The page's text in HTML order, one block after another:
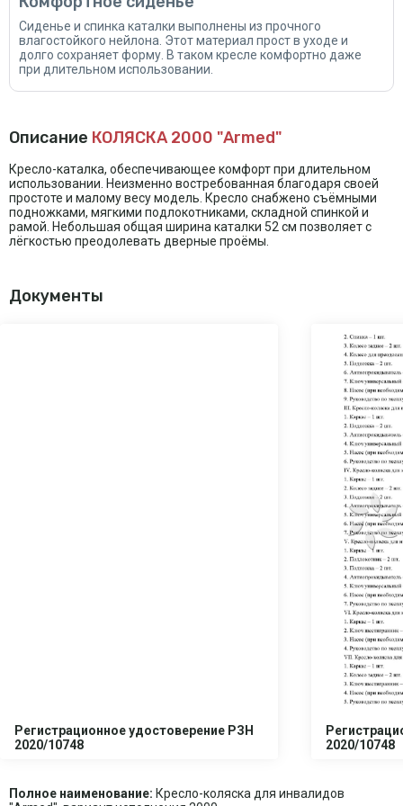
Сиденье и спинка каталки выполнены из прочного
влагостойкого нейлона. Этот материал прост в уходе и
долго сохраняет форму. В таком кресле комфортно даже
при длительном использовании.
Описание КОЛЯСКА 2000 "Armed"
Кресло-каталка, обеспечивающее комфорт при длительном
использовании. Неизменно востребованная благодаря своей
простоте и малому весу модель. Кресло снабжено съёмными
подножками, мягкими подлокотниками, складной спинкой и
рамой. Небольшая общая ширина каталки 52 см позволяет с
лёгкостью преодолевать дверные проёмы.
Документы
Регистрационное удостоверение РЗН
2020/10748
2020/10748
Полное наименование: Кресло-коляска для инвалидов